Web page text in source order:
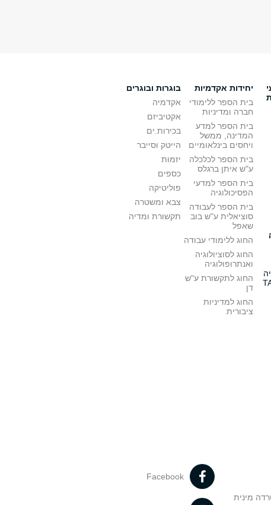
יחידות אקדמיות
בית הספר ללימודי
חברה ומדיניות
בית הספר למדע
המדינה, ממשל
ויחסים בינלאומיים
בית הספר לכלכלה
ע"ש איתן ברגלס
בית הספר למדעי
הפסיכולוגיה
בית הספר לעבודה
סוציאלית ע"ש בוב
שאפל
החוג ללימודי עבודה
החוג לסוציולוגיה
ואנתרופולוגיה
החוג לתקשורת ע"ש
דן
החוג למדיניות
ציבורית
בוגרות ובוגרים
אקדמיה
אקטיביזם
בכירות.ים
הייטק וסייבר
יזמות
כספים
פוליטיקה
צבא ומשטרה
תקשורת ומדיה
מינית
Facebook